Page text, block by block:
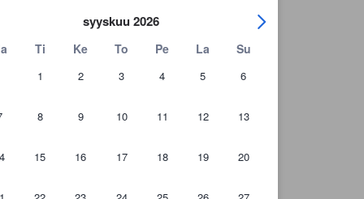
syyskuu 2026
Ti Ke To Pe La Su
1 2 3 4 5 6
8 9 10 11 12 13
15 16 17 18 19 20